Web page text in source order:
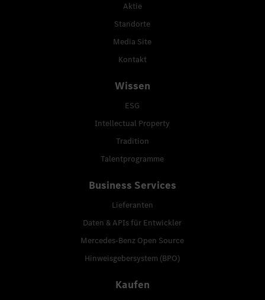
Aktie
Standorte
Media Site
Kontakt
Wissen
ESG
Intellectual Property
Tradition
Talentprogramme
Business Services
Lieferanten
Daten & APIs für Entwickler
Mercedes-Benz Open Source
Hinweisgebersystem (BPO)
Kaufen